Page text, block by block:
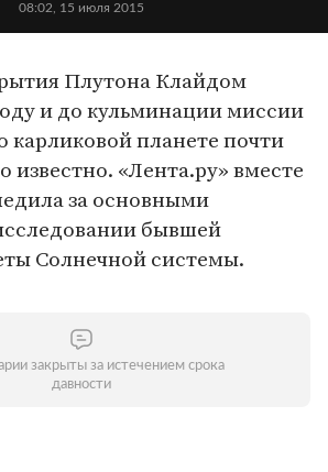
08:02, 15 июля 2015
Плутона Клайдом
и до кульминации миссии
карликовой планете почти
известно. «Лента.ру» вместе
за основными
бывшей
Солнечной системы.
закрыты за истечением срока
давности